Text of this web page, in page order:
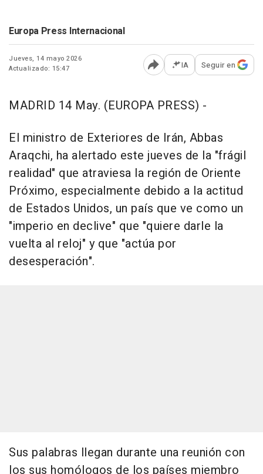
Europa Press Internacional
Jueves, 14 mayo 2026
Actualizado: 15:47
Abrir opciones para
IA Seguir en
MADRID 14 May. (EUROPA PRESS) -
El ministro de Exteriores de Irán, Abbas
Araqchi, ha alertado este jueves de la "frágil
realidad" que atraviesa la región de Oriente
Próximo, especialmente debido a la actitud
de Estados Unidos, un país que ve como un
"imperio en declive" que "quiere darle la
vuelta al reloj" y que "actúa por
desesperación".
Sus palabras llegan durante una reunión con
los sus homólogos de los países miembro